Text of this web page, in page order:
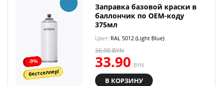
-9%
бестселлер!
Заправка базовой краски в
баллончик по OEM-коду
375мл
Цвет: RAL 5012 (Light Blue)
33.90 BYN
36.90BYN
В КОРЗИНУ